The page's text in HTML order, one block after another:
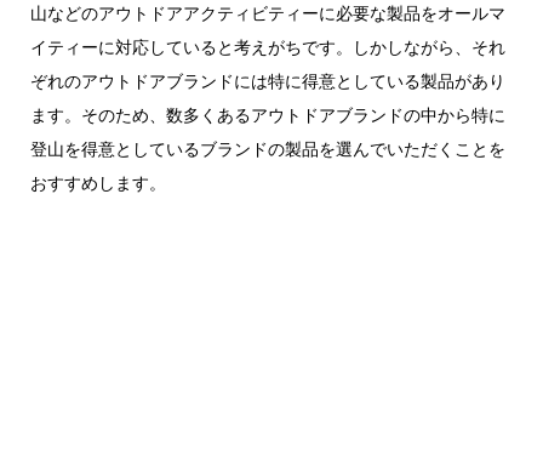
山などのアウトドアアクティビティーに必要な製品をオールマ
イティーに対応していると考えがちです。しかしながら、それ
ぞれのアウトドアブランドには特に得意としている製品があり
ます。そのため、数多くあるアウトドアブランドの中から特に
登山を得意としているブランドの製品を選んでいただくことを
おすすめします。